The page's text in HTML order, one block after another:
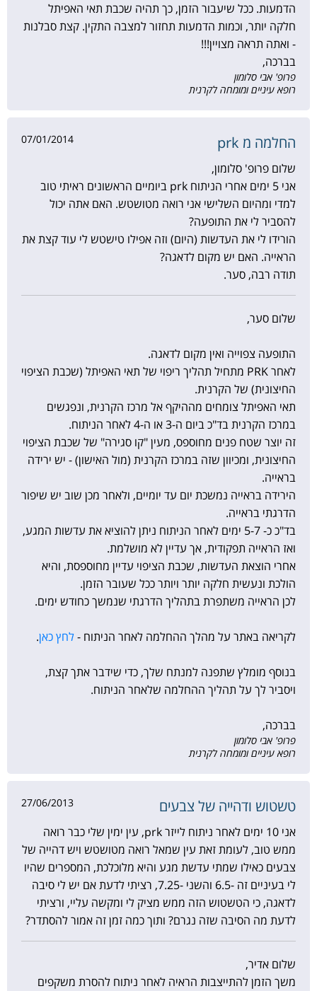
הדמעות. ככל שיעבור הזמן, כך תהיה שכבת תאי האפיתל
חלקה יותר, וכמות הדמעות תחזור למצבה התקין. קצת סבלנות
- ואתה תראה מצויין!!!
בברכה,
פרופ' אבי סלומון
רופא עיניים ומומחה לקרנית
החלמה מ prk 07/01/2014
שלום פרופ' סלומון,
אני 5 ימים אחרי הניתוח prk ביומיים הראשונים ראיתי טוב
למדי ומהיום השלישי אני רואה מטושטש. האם אתה יכול
להסביר לי את התופעה?
הורידו לי את העדשות (היום) וזה אפילו טישטש לי עוד קצת את
הראייה. האם יש מקום לדאגה?
תודה רבה, סער.
שלום סער,
התופעה צפוייה ואין מקום לדאגה.
לאחר PRK מתחיל תהליך ריפוי של תאי האפיתל (שכבת הציפוי
החיצונית) של הקרנית.
תאי האפיתל צומחים מההיקף אל מרכז הקרנית, ונפגשים
במרכז הקרנית בד"כ ביום ה-3 או ה-4 לאחר הניתוח.
זה יוצר שטח פנים מחוספס, מעין "קו סגירה" של שכבת הציפוי
החיצונית, ומכיוון שזה במרכז הקרנית (מול האישון) - יש ירידה
בראייה.
הירידה בראייה נמשכת יום עד יומיים, ולאחר מכן שוב יש שיפור
הדרגתי בראייה.
בד"כ כ- 5-7 ימים לאחר הניתוח ניתן להוציא את עדשות המגע,
ואז הראייה תפקודית, אך עדיין לא מושלמת.
אחרי הוצאת העדשות, שכבת הציפוי עדיין מחוספסת, והיא
הולכת ונעשית חלקה יותר ויותר ככל שעובר הזמן.
לכן הראייה משתפרת בתהליך הדרגתי שנמשך כחודש ימים.
לקריאה באתר על מהלך ההחלמה לאחר הניתוח -לחץ כאן.
בנוסף מומלץ שתפנה למנתח שלך, כדי שידבר אתך קצת,
ויסביר לך על תהליך ההחלמה שלאחר הניתוח.
בברכה,
פרופ' אבי סלומון
רופא עיניים ומומחה לקרנית
טשטוש ודהייה של צבעים 27/06/2013
אני 10 ימים לאחר ניתוח לייזר prk, עין ימין שלי כבר רואה
ממש טוב, לעומת זאת עין שמאל רואה מטושטש ויש דהייה של
צבעים כאילו שמתי עדשת מגע והיא מלוכלכת, המספרים שהיו
לי בעיניים זה -6.5 והשני -7.25, רציתי לדעת אם יש לי סיבה
לדאגה, כי הטשטוש הזה ממש מציק לי ומקשה עליי, ורציתי
לדעת מה הסיבה שזה נגרם? ותוך כמה זמן זה אמור להסתדר?
שלום אדיר,
משך הזמן להתייצבות הראיה לאחר ניתוח להסרת משקפים